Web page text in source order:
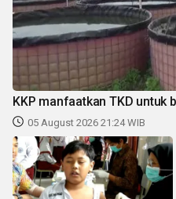
KKP manfaatkan TKD untuk
05 August 2026 21:24 WIB